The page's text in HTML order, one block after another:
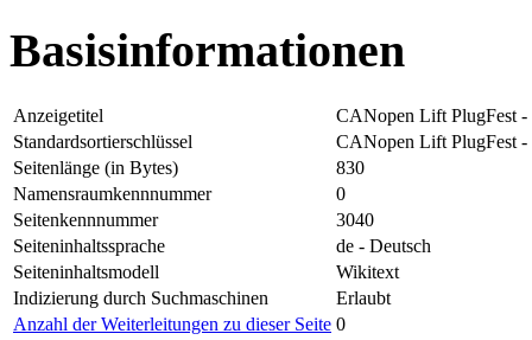
Basisinformationen
Anzeigetitel
CANopen Lift PlugFest -
Standardsortierschlüssel
CANopen Lift PlugFest -
Seitenlänge (in Bytes)
830
Namensraumkennnummer
0
Seitenkennnummer
3040
Seiteninhaltssprache
de - Deutsch
Seiteninhaltsmodell
Wikitext
Indizierung durch Suchmaschinen
Erlaubt
Anzahl der Weiterleitungen zu dieser Seite 0